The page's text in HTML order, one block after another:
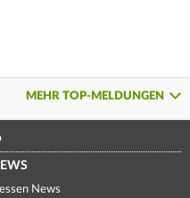
MEHR TOP-MELDUNGEN
News